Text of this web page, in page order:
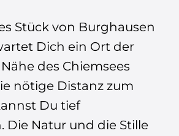
Stück von Burghausen
Dich ein Ort der
des Chiemsees
nötige Distanz zum
Du tief
Die Natur und die Stille